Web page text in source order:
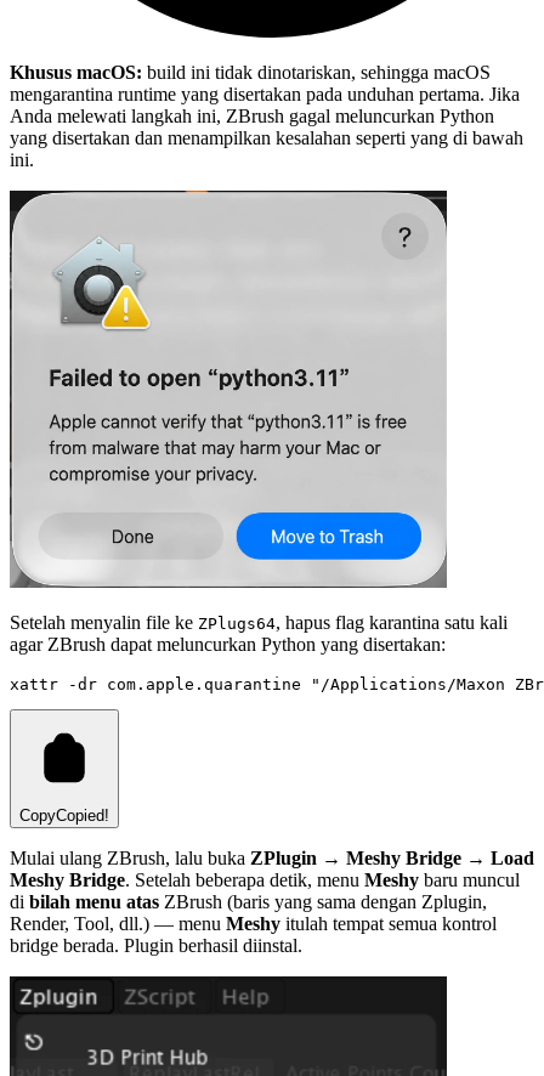
Khusus macOS: build ini tidak dinotariskan, sehingga macOS
mengarantina runtime yang disertakan pada unduhan pertama. Jika
Anda melewati langkah ini, ZBrush gagal meluncurkan Python
yang disertakan dan menampilkan kesalahan seperti yang di bawah
ini.
Setelah menyalin file ke ZPlugs64, hapus flag karantina satu kali
agar ZBrush dapat meluncurkan Python yang disertakan:
xattr -dr com.apple.quarantine "/Applications/Maxon
CopyCopied!
Mulai ulang ZBrush, lalu buka ZPlugin → Meshy Bridge → Load
Meshy Bridge. Setelah beberapa detik, menu Meshy baru muncul
di bilah menu atas ZBrush (baris yang sama dengan Zplugin,
Render, Tool, dll.) — menu Meshy itulah tempat semua kontrol
bridge berada. Plugin berhasil diinstal.